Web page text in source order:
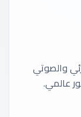
والصوتي
عالمي.